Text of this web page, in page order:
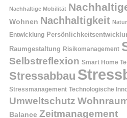
Nachhaltige Mobilität
Wohnen Nachhaltigkeit
Entwicklung
Raumgestaltung Risikomanagement
Selbstreflexion Smart Home
Stressabbau
Stressmanagement Technologische
Umweltschutz
Balance Zeitmanagement